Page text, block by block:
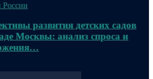
России
развития детских садов
Москвы: анализ спроса и